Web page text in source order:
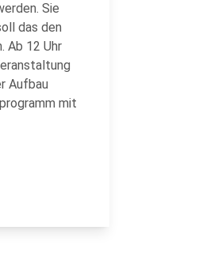
Sie
das den
Ab 12 Uhr
Aufbau
mit